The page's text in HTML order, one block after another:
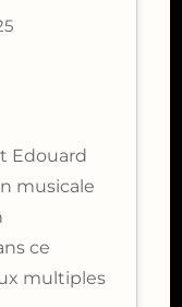
Edouard
musicale
ce
multiples